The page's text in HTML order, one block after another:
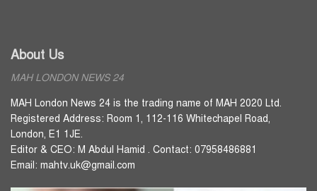
About Us
MAH LONDON NEWS 24
MAH London News 24 is the trading name of MAH 2020 Ltd.
Registered Address: Room 1, 112-116 Whitechapel Road,
London, E1 1JE.
Editor & CEO: M Abdul Hamid . Contact: 07958486881
Email: mahtv.uk@gmail.com